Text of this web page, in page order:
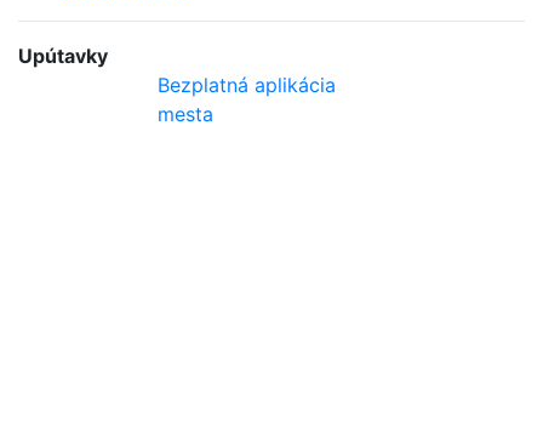
Upútavky
Bezplatná aplikácia
mesta